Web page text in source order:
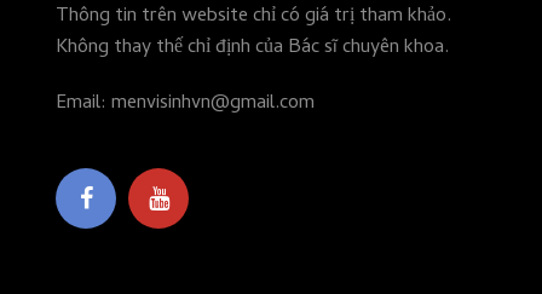
Thông tin trên website chỉ có giá trị tham khảo.
Không thay thế chỉ định của Bác sĩ chuyên khoa.
Email: menvisinhvn@gmail.com